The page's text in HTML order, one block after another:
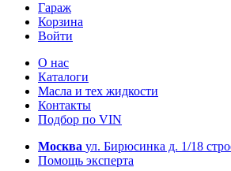
Гараж
Корзина
Войти
О нас
Каталоги
Масла и тех жидкости
Контакты
Подбор по VIN
Москва ул. Бирюсинка д. 1/18
Помощь эксперта